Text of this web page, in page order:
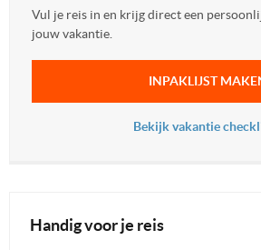
Vul je reis in en krijg direct een
jouw vakantie.
INPAKLIJST
Bekijk vakantie
Handig voor je reis